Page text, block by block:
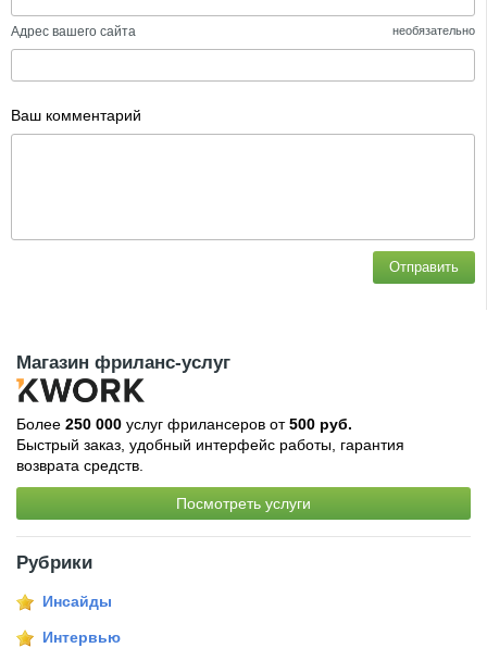
Адрес вашего сайта необязательно
Ваш комментарий
Отправить
Магазин фриланс-услуг
Более 250 000 услуг фрилансеров от500 руб.
Быстрый заказ, удобный интерфейс работы, гарантия
возврата средств.
Посмотреть услуги
Рубрики
Инсайды
Интервью